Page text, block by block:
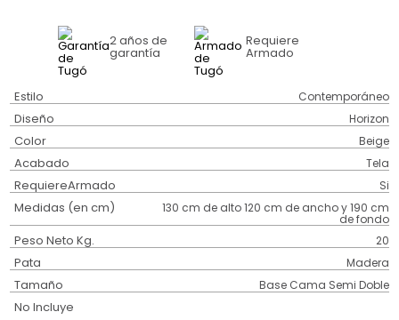
2 años de
garantía
Requiere
Armado
Estilo Contemporáneo
Diseño Horizon
Color Beige
Acabado Tela
RequiereArmado Si
Medidas (en cm) 130 cm de alto 120 cm de ancho y 190 cm
de fondo
Peso Neto Kg. 20
Pata Madera
Tamaño Base Cama Semi Doble
No Incluye